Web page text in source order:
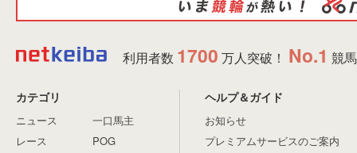
利用者数 1700 万人突破！ No.1 競
カテゴリ
ニュース
レース
一口馬主
POG
ヘルプ＆ガイド
お知らせ
プレミアムサービスのご案内